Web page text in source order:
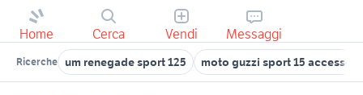
Home Cerca Vendi Messaggi
Ricerche um renegade sport 125 moto guzzi sport 15